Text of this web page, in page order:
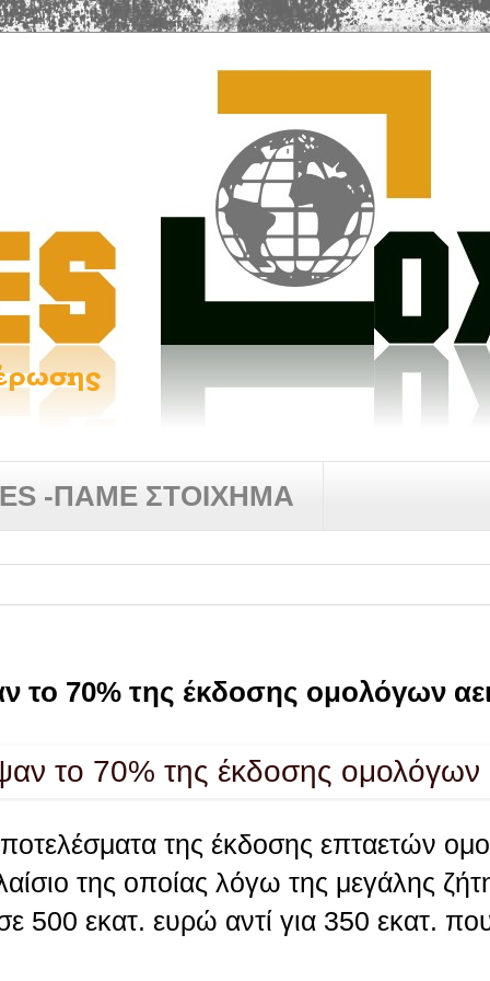
-ΠΑΜΕ ΣΤΟΙΧΗΜΑ
το 70% της έκδοσης ομολόγων
της έκδοσης επταετών
της οποίας λόγω της μεγάλης
500 εκατ. ευρώ αντί για 350 εκατ.